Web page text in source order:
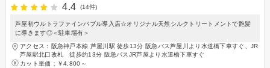
4.4
(14件)
芦屋初ウルトラファインバブル導入店☆オリジナル天然シルクトリートメントで艶髪
に導きます◎＜駐車場有＞
アクセス：阪急神戸本線 芦屋川駅 徒歩13分 阪急バス芦屋川より水道橋下車すぐ、JR
芦屋駅北口改札 徒歩約13分 阪急バスJR芦屋より水道橋下車すぐ
カット単価： ￥4,800～